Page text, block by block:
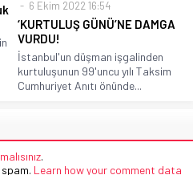
6 Ekim 2022 16:54
‘KURTULUŞ GÜNÜ’NE DAMGA
VURDU!
İstanbul'un düşman işgalinden
kurtuluşunun 99'uncu yılı Taksim
Cumhuriyet Anıtı önünde...
.
Learn how your comment data